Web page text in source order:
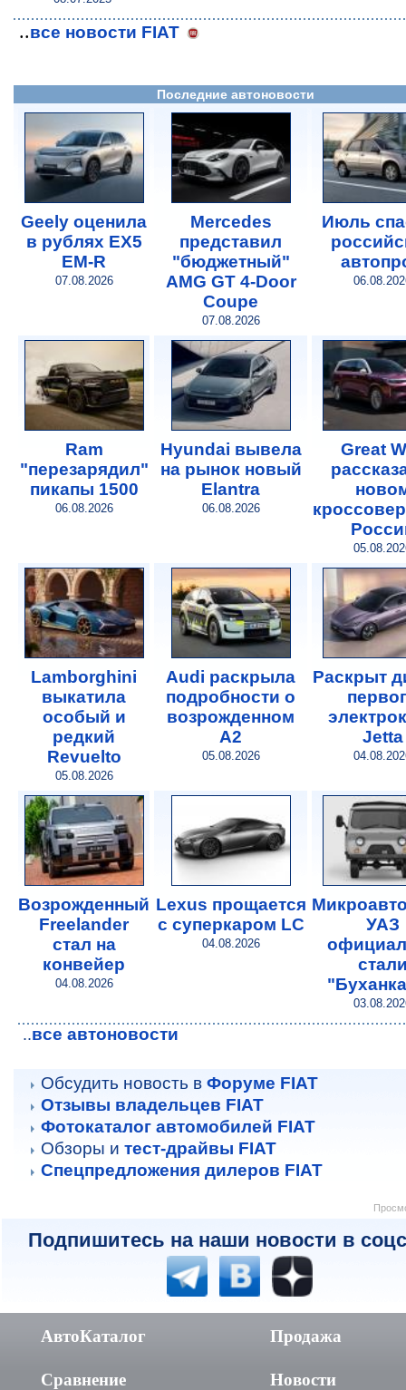
..все новости FIAT
Последние автоновости
Geely оценила
в рублях EX5
EM-R
07.08.2026
Mercedes
представил
"бюджетный"
AMG GT 4-Door
Coupe
07.08.2026
Июль
Ram
"перезарядил"
пикапы 1500
06.08.2026
Hyundai вывела
на рынок новый
Elantra
06.08.2026
Great
Lamborghini
выкатила
особый и
редкий
Revuelto
05.08.2026
Audi раскрыла
подробности о
возрожденном
A2
05.08.2026
Раскрыт
Jetta
Возрожденный
Freelander
стал на
конвейер
04.08.2026
Lexus прощается
с суперкаром LC
04.08.2026
УАЗ
..все автоновости
Обсудить новость в Форуме FIAT
Отзывы владельцев FIAT
Фотокаталог автомобилей FIAT
Обзоры и тест-драйвы FIAT
Спецпредложения дилеров FIAT
Подпишитесь на наши новости в
АвтоКаталог
Сравнение
Продажа
Новости